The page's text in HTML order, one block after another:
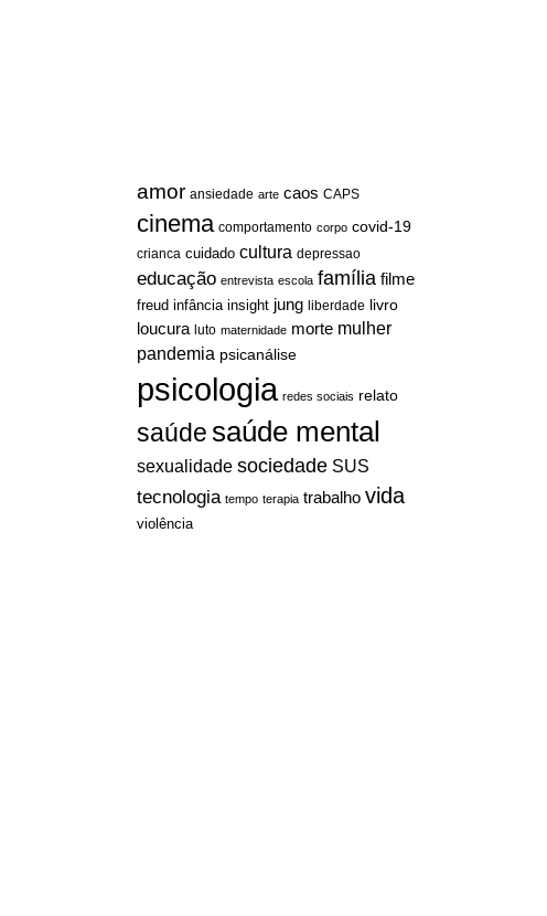
amor ansiedade arte caos CAPS
cinema comportamento corpo covid-19
crianca cuidado cultura depressao
educação entrevista escola família filme
freud infância insight jung liberdade livro
loucura luto maternidade morte mulher
pandemia psicanálise
psicologia redes sociais relato
saúdesaúde mental
sexualidade sociedade SUS
tecnologia tempo terapia trabalho vida
violência